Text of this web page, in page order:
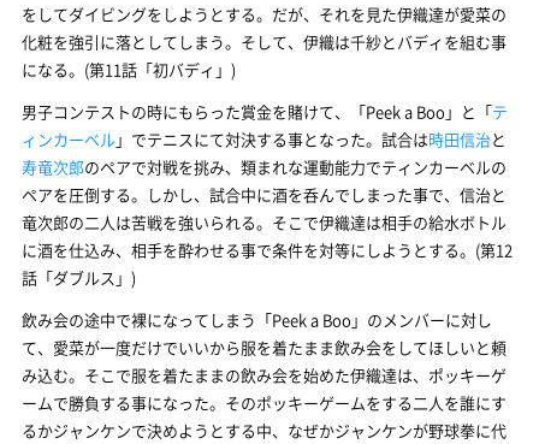
をしてダイビングをしようとする。だが、それを見た伊織達が愛菜の
化粧を強引に落としてしまう。そして、伊織は千紗とバディを組む事
になる。(第11話「初バディ」)
男子コンテストの時にもらった賞金を賭けて、「Peek a Boo」と「テ
ィンカーベル」でテニスにて対決する事となった。試合は時田信治と
寿竜次郎のペアで対戦を挑み、類まれな運動能力でティンカーベルの
ペアを圧倒する。しかし、試合中に酒を呑んでしまった事で、信治と
竜次郎の二人は苦戦を強いられる。そこで伊織達は相手の給水ボトル
に酒を仕込み、相手を酔わせる事で条件を対等にしようとする。(第12
話「ダブルス」)
飲み会の途中で裸になってしまう「Peek a Boo」のメンバーに対し
て、愛菜が一度だけでいいから服を着たまま飲み会をしてほしいと頼
み込む。そこで服を着たままの飲み会を始めた伊織達は、ポッキーゲ
ームで勝負する事になった。そのポッキーゲームをする二人を誰にす
るかジャンケンで決めようとする中、なぜかジャンケンが野球拳に代